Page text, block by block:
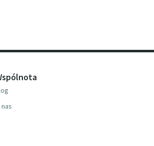
nas